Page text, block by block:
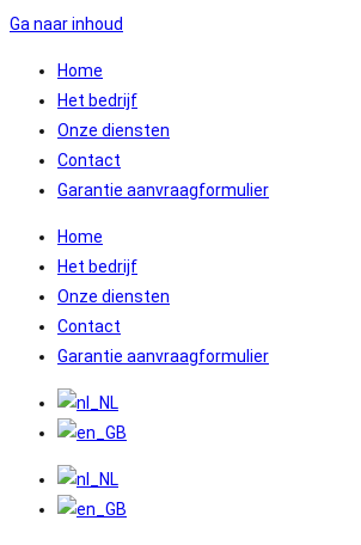
Ga naar inhoud
Home
Het bedrijf
Onze diensten
Contact
Garantie aanvraagformulier
Home
Het bedrijf
Onze diensten
Contact
Garantie aanvraagformulier